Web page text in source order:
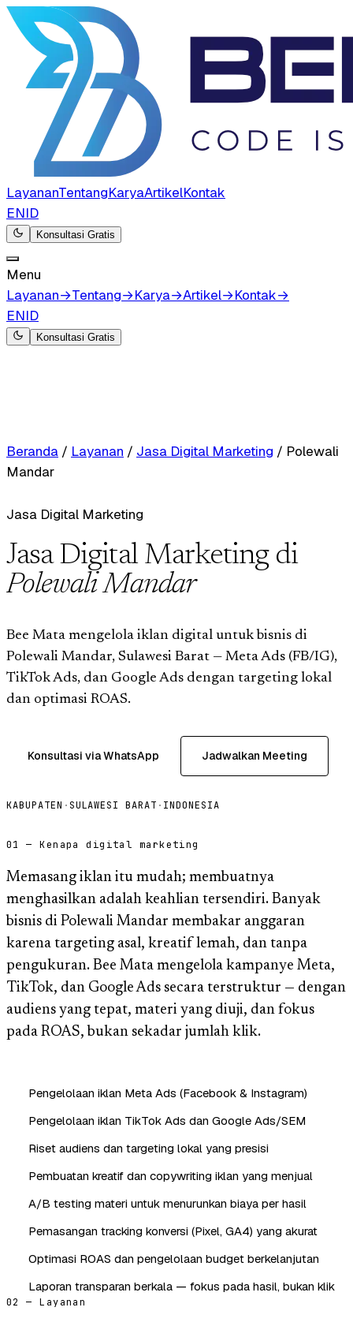
LayananTentangKaryaArtikelKontak
ENID
Konsultasi Gratis
Menu
Layanan→Tentang→Karya→Artikel→Kontak→
ENID
Konsultasi Gratis
Beranda / Layanan / Jasa Digital Marketing / Polewali
Mandar
Jasa Digital Marketing
Jasa Digital Marketing di
Polewali Mandar
Bee Mata mengelola iklan digital untuk bisnis di
Polewali Mandar, Sulawesi Barat — Meta Ads (FB/IG),
TikTok Ads, dan Google Ads dengan targeting lokal
dan optimasi ROAS.
Konsultasi via WhatsApp Jadwalkan Meeting
KABUPATEN · SULAWESI BARAT · INDONESIA
01 — Kenapa digital marketing
Memasang iklan itu mudah; membuatnya
menghasilkan adalah keahlian tersendiri. Banyak
bisnis di Polewali Mandar membakar anggaran
karena targeting asal, kreatif lemah, dan tanpa
pengukuran. Bee Mata mengelola kampanye Meta,
TikTok, dan Google Ads secara terstruktur — dengan
audiens yang tepat, materi yang diuji, dan fokus
pada ROAS, bukan sekadar jumlah klik.
Pengelolaan iklan Meta Ads (Facebook & Instagram)
Pengelolaan iklan TikTok Ads dan Google Ads/SEM
Riset audiens dan targeting lokal yang presisi
Pembuatan kreatif dan copywriting iklan yang menjual
A/B testing materi untuk menurunkan biaya per hasil
Pemasangan tracking konversi (Pixel, GA4) yang akurat
Optimasi ROAS dan pengelolaan budget berkelanjutan
Laporan transparan berkala — fokus pada hasil, bukan klik
02 — Layanan